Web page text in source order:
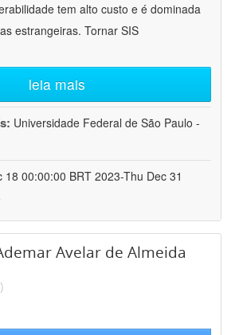
tem alto custo e é dominada
estrangeiras. Tornar SIS
leia mais
Universidade Federal de São Paulo -
18 00:00:00 BRT 2023-Thu Dec 31
Avelar de Almeida